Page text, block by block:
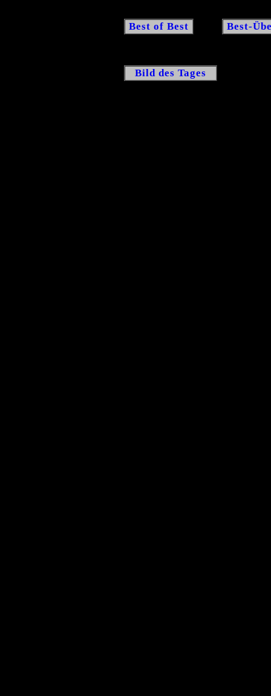
Best of Best Best-
Bild des Tages